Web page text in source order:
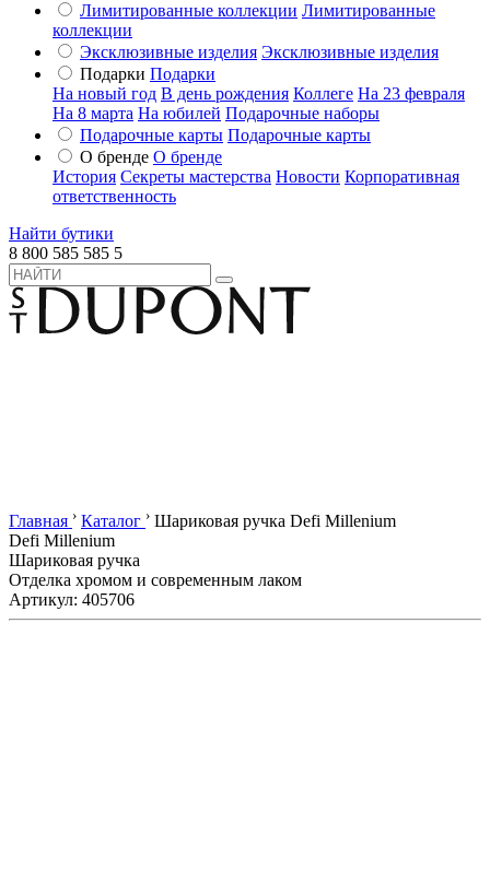
Лимитированные коллекции Лимитированные
коллекции
Эксклюзивные изделия Эксклюзивные изделия
Подарки Подарки
На новый год В день рождения Коллеге На 23 февраля
На 8 марта На юбилей Подарочные наборы
Подарочные карты Подарочные карты
О бренде О бренде
История Секреты мастерства Новости Корпоративная
ответственность
Найти бутики
8 800 585 585 5
Главная › Каталог › Шариковая ручка Defi Millenium
Defi Millenium
Шариковая ручка
Отделка хромом и современным лаком
Артикул: 405706